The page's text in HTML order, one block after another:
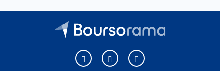
Boursorama sur Facebook
Boursorama sur XBoursorama sur